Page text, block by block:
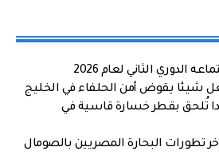
الدوري الثاني لعام 2026
شيئا يقوض أمن الحلفاء في الخليج
تُلحق بقطر خسارة قاسية في
تطورات البحارة المصريين بالصومال